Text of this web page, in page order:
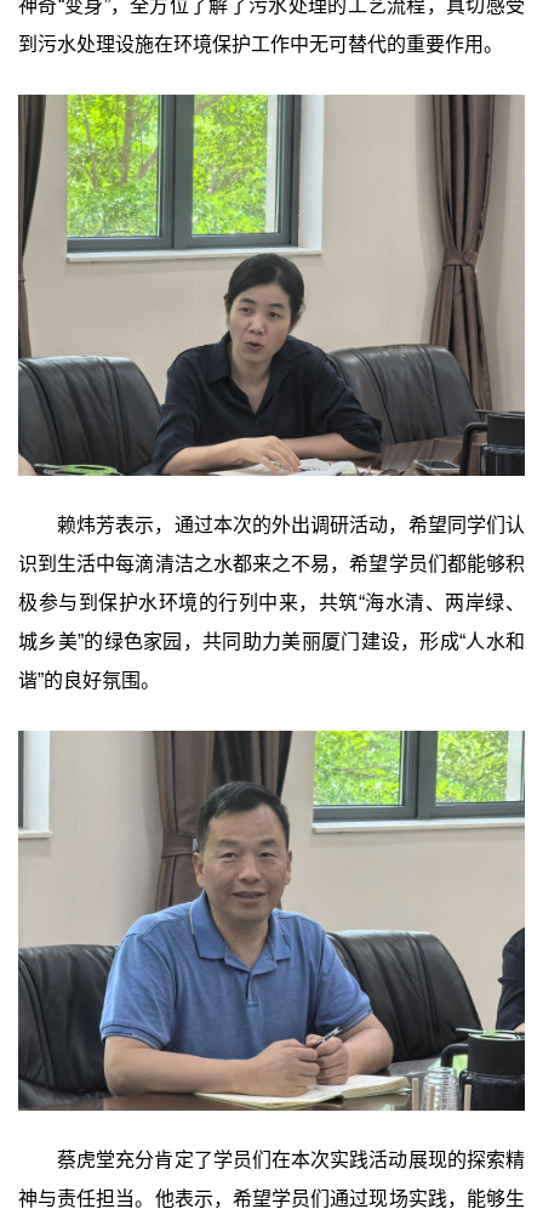
神奇“变身”，全方位了解了污水处理的工艺流程，真切感受
到污水处理设施在环境保护工作中无可替代的重要作用。
赖炜芳表示，通过本次的外出调研活动，希望同学们认
识到生活中每滴清洁之水都来之不易，希望学员们都能够积
极参与到保护水环境的行列中来，共筑“海水清、两岸绿、
城乡美”的绿色家园，共同助力美丽厦门建设，形成“人水和
谐”的良好氛围。
蔡虎堂充分肯定了学员们在本次实践活动展现的探索精
神与责任担当。他表示，希望学员们通过现场实践，能够生